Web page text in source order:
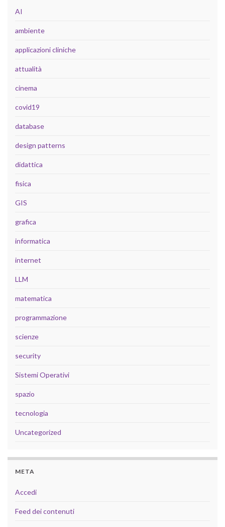
AI
ambiente
applicazioni cliniche
attualità
cinema
covid19
database
design patterns
didattica
fisica
GIS
grafica
informatica
internet
LLM
matematica
programmazione
scienze
security
Sistemi Operativi
spazio
tecnologia
Uncategorized
META
Accedi
Feed dei contenuti